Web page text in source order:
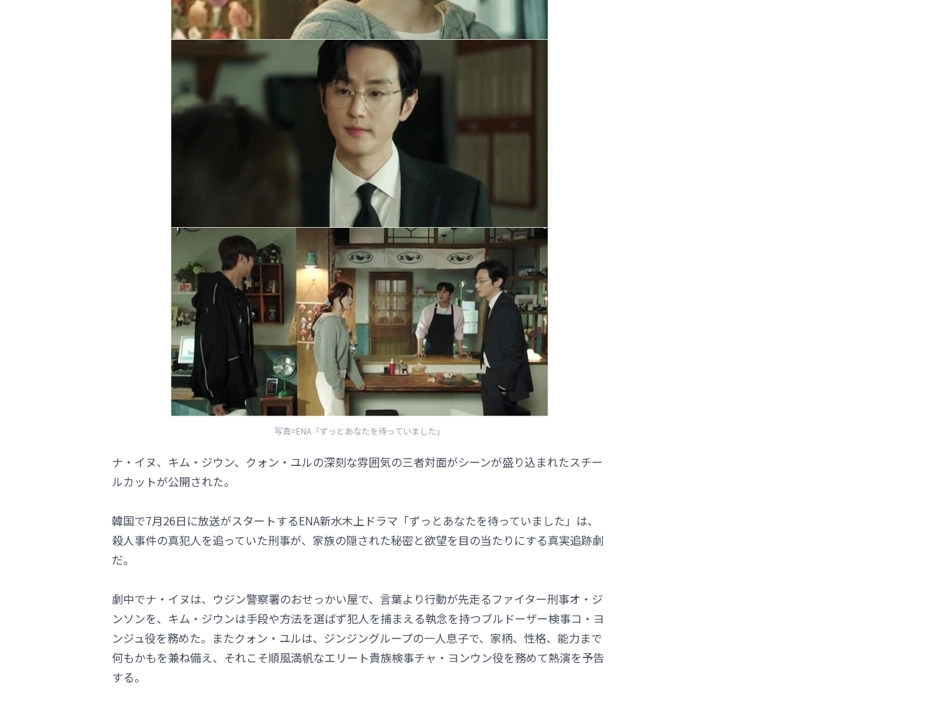
写真=ENA「ずっとあなたを待っていました」
ナ・イヌ、キム・ジウン、クォン・ユルの深刻な雰囲気の三者対面がシーンが盛り込まれたスチー
ルカットが公開された。
韓国で7月26日に放送がスタートするENA新水木上ドラマ「ずっとあなたを待っていました」は、
殺人事件の真犯人を追っていた刑事が、家族の隠された秘密と欲望を目の当たりにする真実追跡劇
だ。
劇中でナ・イヌは、ウジン警察署のおせっかい屋で、言葉より行動が先走るファイター刑事オ・ジ
ンソンを、キム・ジウンは手段や方法を選ばず犯人を捕まえる執念を持つブルドーザー検事コ・ヨ
ンジュ役を務めた。またクォン・ユルは、ジンジングループの一人息子で、家柄、性格、能力まで
何もかもを兼ね備え、それこそ順風満帆なエリート貴族検事チャ・ヨンウン役を務めて熱演を予告
する。